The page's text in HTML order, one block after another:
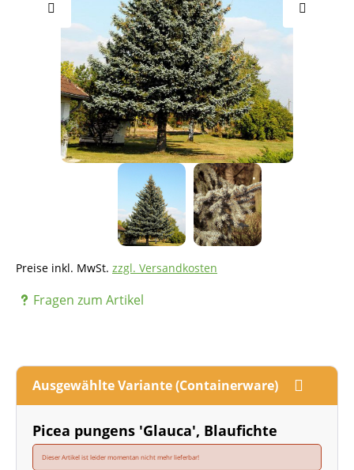
Preise inkl. MwSt. zzgl. Versandkosten
Fragen zum Artikel
Ausgewählte Variante (Containerware)
Picea pungens 'Glauca', Blaufichte
Dieser Artikel ist leider momentan nicht mehr lieferbar!